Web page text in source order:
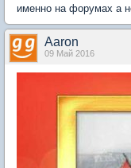
именно на форумах а
Aaron
09 Май 2016